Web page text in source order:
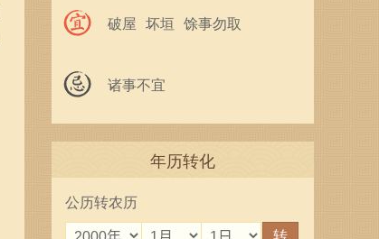
破屋 坏垣 馀事勿取
诸事不宜
年历转化
公历转农历